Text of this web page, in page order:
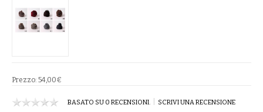
ABBIGLIAMENTO SPORTIVO
CAMICIE
CAPISPALLA
Prezzo: 54,00€
BASATO SU 0 RECENSIONI. SCRIVI UNA RECENSIONE